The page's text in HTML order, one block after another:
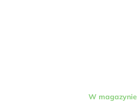
W magazynie